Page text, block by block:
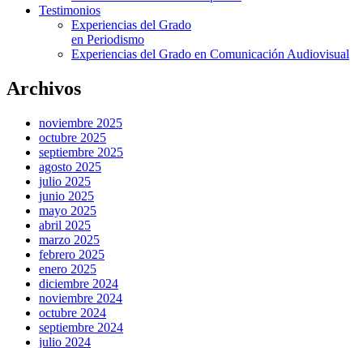
Testimonios
Experiencias del Grado
en Periodismo
Experiencias del Grado en Comunicación Audiovisual
Archivos
noviembre 2025
octubre 2025
septiembre 2025
agosto 2025
julio 2025
junio 2025
mayo 2025
abril 2025
marzo 2025
febrero 2025
enero 2025
diciembre 2024
noviembre 2024
octubre 2024
septiembre 2024
julio 2024